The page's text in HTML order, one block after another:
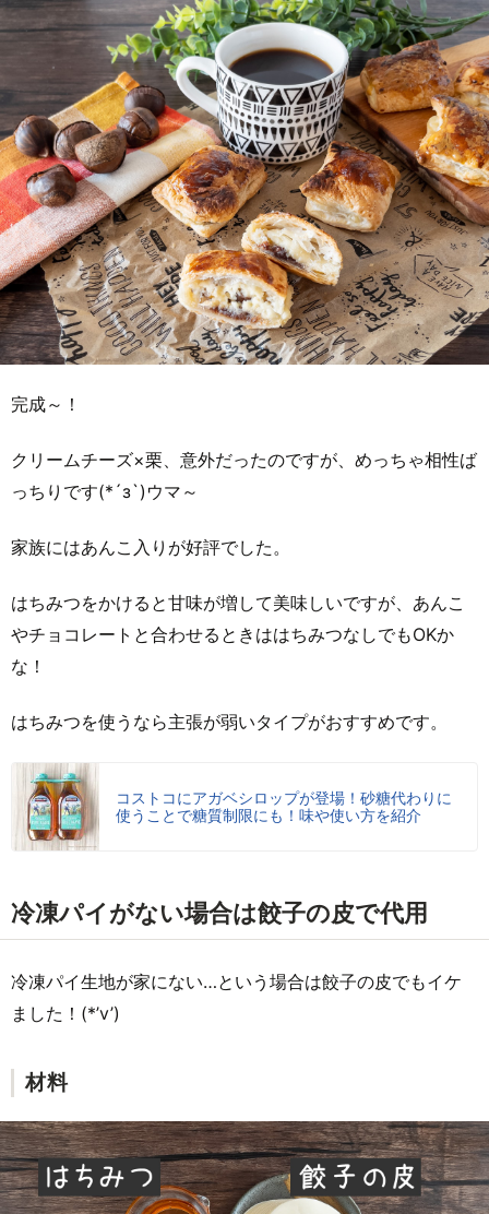
完成～！
クリームチーズ×栗、意外だったのですが、めっちゃ相性ば
っちりです(*´з`)ウマ～
家族にはあんこ入りが好評でした。
はちみつをかけると甘味が増して美味しいですが、あんこ
やチョコレートと合わせるときははちみつなしでもOKか
な！
はちみつを使うなら主張が弱いタイプがおすすめです。
コストコにアガベシロップが登場！砂糖代わりに
使うことで糖質制限にも！味や使い方を紹介
冷凍パイがない場合は餃子の皮で代用
冷凍パイ生地が家にない…という場合は餃子の皮でもイケ
ました！(*’v’)
材料